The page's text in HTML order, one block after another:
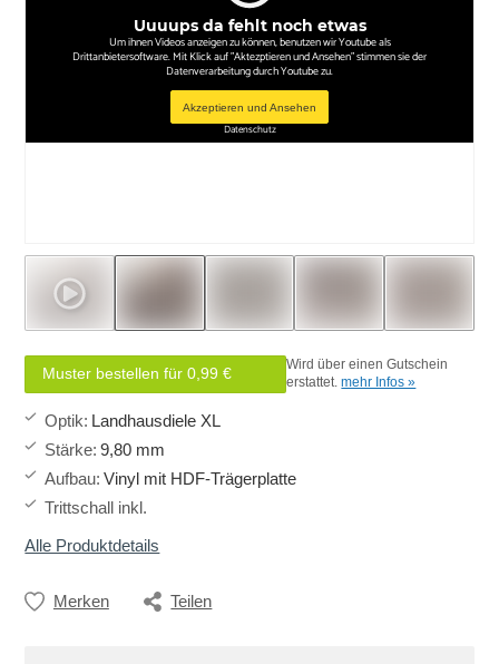
Uuuups da fehlt noch etwas
Um ihnen Videos anzeigen zu können, benutzen wir Youtube als
Drittanbietersoftware. Mit Klick auf "Aktezptieren und Ansehen" stimmen sie der
Datenverarbeitung durch Youtube zu.
Akzeptieren und Ansehen
Datenschutz
Muster bestellen für 0,99 €
Wird über einen Gutschein
erstattet.mehr Infos »
Optik: Landhausdiele XL
Stärke: 9,80 mm
Aufbau: Vinyl mit HDF-Trägerplatte
Trittschall inkl.
Alle Produktdetails
Merken Teilen